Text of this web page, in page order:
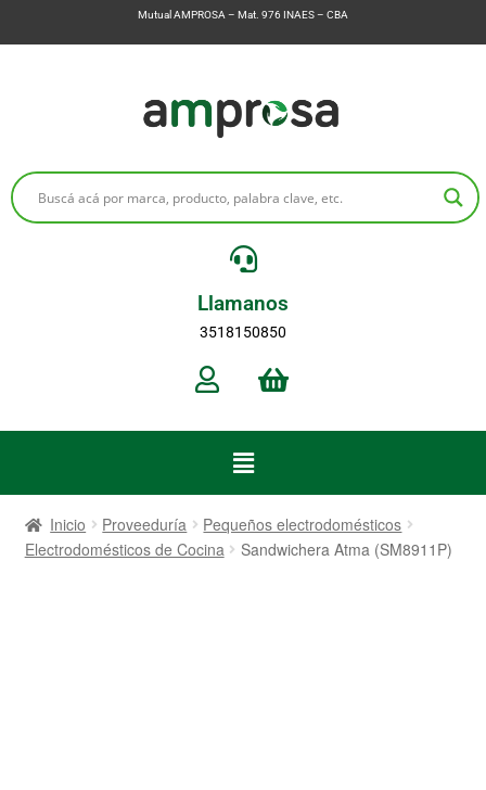
Mutual AMPROSA – Mat. 976 INAES – CBA
Llamanos
3518150850
Inicio Proveeduría
Pequeños electrodomésticos
Electrodomésticos de Cocina
Sandwichera Atma (SM8911P)